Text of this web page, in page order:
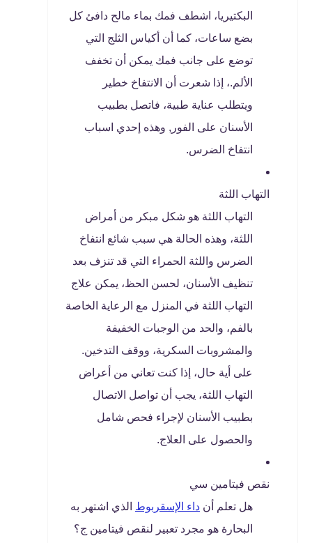
البكتيريا، اشطف فمك بماء مالح دافئ كل
بضع ساعات، كما أن أكياس الثلج التي
توضع على جانب فمك يمكن أن تخفف
الألم.، إذا شعرت أن الانتفاخ خطير
ويتطلب عناية طبية، فاتصل بطبيب
الأسنان على الفور, وهذه إحدي اسباب
انتفاخ الضرس.
التهاب اللثة
التهاب اللثة هو شكل مبكر من أمراض
اللثة، وهذه الحالة هي سبب شائع انتفاخ
الضرس واللثة الحمراء التي قد تنزف بعد
تنظيف الأسنان، لحسن الحظ، يمكن علاج
التهاب اللثة في المنزل مع الرعاية الخاصة
بالفم، والحد من الوجبات الخفيفة
والمشروبات السكرية، ووقف التدخين.
على أية حال، إذا كنت تعاني من أعراض
التهاب اللثة، يجب أن تواصل الاتصال
بطبيب الأسنان لإجراء فحص شامل
والحصول على العلاج.
نقص فيتامين سي
هل تعلم أن داء الإسقربوط الذي اشتهر به
البحارة هو مجرد تعبير لنقص فيتامين ج؟